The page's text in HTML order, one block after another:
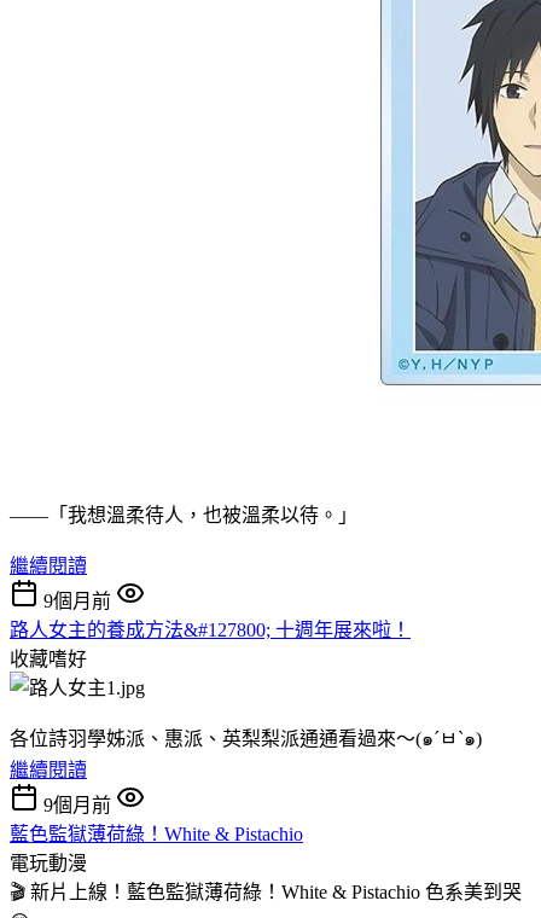
——「我想溫柔待人，也被溫柔以待。」
繼續閱讀
9個月前
路人女主的養成方法&#127800; 十週年展來啦！
收藏嗜好
各位詩羽學姊派、惠派、英梨梨派通通看過來～(๑´ㅂ`๑)
繼續閱讀
9個月前
藍色監獄薄荷綠！White & Pistachio
電玩動漫
🎬 新片上線！藍色監獄薄荷綠！White & Pistachio 色系美到哭